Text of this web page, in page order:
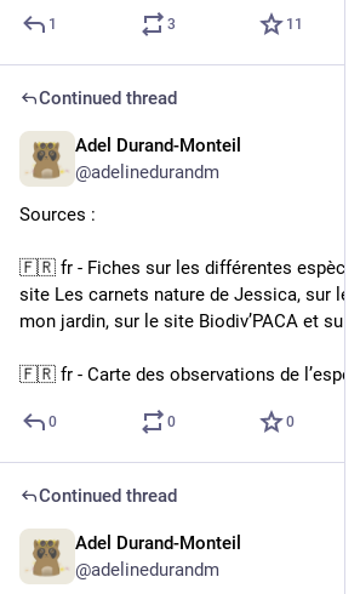
1 3 11
Continued thread
Adel Durand-Monteil
@adelinedurandm
Sources :
🇫🇷 fr - Fiches sur les différentes espèces
site Les carnets nature de Jessica, sur le
mon jardin, sur le site Biodiv’PACA et sur
🇫🇷 fr - Carte des observations de
0 0 0
Continued thread
Adel Durand-Monteil
@adelinedurandm